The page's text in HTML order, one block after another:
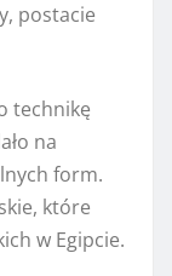
postacie
technikę
na
form.
które
w Egipcie.